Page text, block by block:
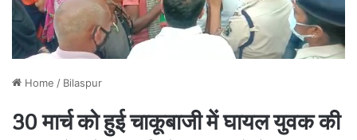
Home / Bilaspur
30 मार्च को हुई चाकूबाजी में घायल युवक की